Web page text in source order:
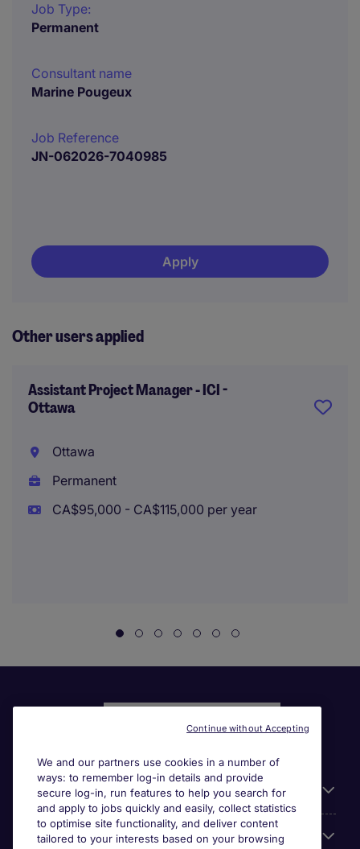
Job Type:
Permanent
Consultant name
Marine Pougeux
Job Reference
JN-062026-7040985
Apply
Other users applied
Assistant Project Manager - ICI -
Ottawa
Ottawa
Permanent
CA$95,000 - CA$115,000 per year
Liens utiles
Parcourir nos offres
We and our partners use cookies in a number of
ways: to remember log-in details and provide
secure log-in, run features to help you search for
and apply to jobs quickly and easily, collect statistics
to optimise site functionality, and deliver content
tailored to your interests based on your browsing
Continue without Accepting